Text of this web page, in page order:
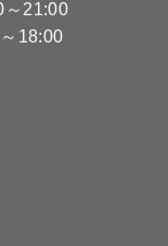
～21:00
18:00